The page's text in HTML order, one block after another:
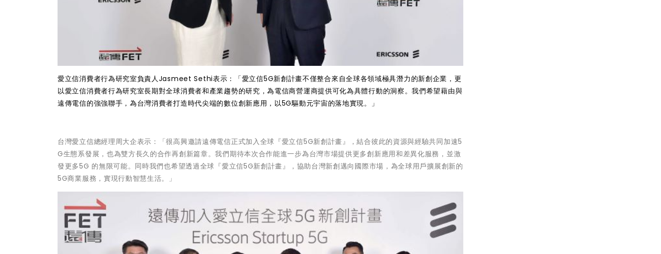
愛立信消費者行為研究室負責人Jasmeet Sethi表示：「愛立信5G新創計畫不僅整合來自全球各領域極具潛力的新創企業，更
以愛立信消費者行為研究室長期對全球消費者和產業趨勢的研究，為電信商營運商提供可化為具體行動的洞察。我們希望藉由與
遠傳電信的強強聯手，為台灣消費者打造時代尖端的數位創新應用，以5G驅動元宇宙的落地實現。」
台灣愛立信總經理周大企表示：「很高興邀請遠傳電信正式加入全球『愛立信5G新創計畫』，結合彼此的資源與經驗共同加速5
G生態系發展，也為雙方長久的合作再創新篇章。我們期待本次合作能進一步為台灣市場提供更多創新應用和差異化服務，並激
發更多5G 的無限可能。同時我們也希望透過全球『愛立信5G新創計畫』，協助台灣新創邁向國際市場，為全球用戶擴展創新的
5G商業服務，實現行動智慧生活。」